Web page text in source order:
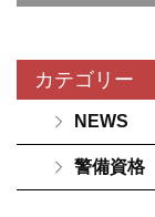
カテゴリー
NEWS
警備資格